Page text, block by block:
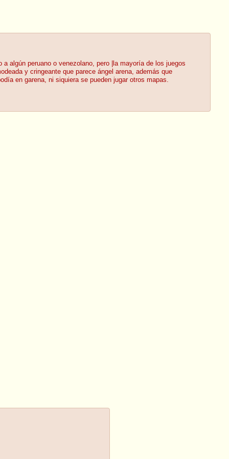
algún peruano o venezolano, pero |la mayoría de los juegos
y cringeante que parece ángel arena, además que
en garena, ni siquiera se pueden jugar otros mapas.